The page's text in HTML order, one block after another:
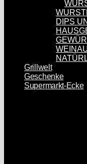
DIPS
Grillwelt
Geschenke
Supermarkt-Ecke